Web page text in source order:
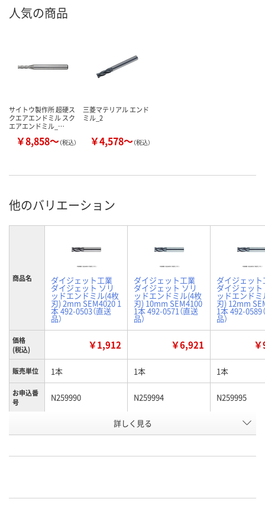
人気の商品
サイトウ製作所 超硬ス
クエアエンドミル スク
エアエンドミル_…
￥8,858～（税込）
三菱マテリアル エンド
ミル_2
￥4,578～（税込）
他のバリエーション
商品名 ダイジェット工業
ダイジェット ソリ
ッドエンドミル(4枚
刃) 2mm SEM4020 1
本 492-0503（直送
品）
ダイジェット工業
ダイジェット ソリ
ッドエンドミル(4枚
刃) 10mm SEM4100
1本 492-0571（直送
品）
ダイジェット
ダイジェット
ッドエンドミ
刃) 12mm
1本 492-0589
品）
価格
(税込)
￥1,912 ￥6,921
販売単位 1本 1本 1本
お申込番
号
N259990 N259994 N259995
あり
詳しく見る